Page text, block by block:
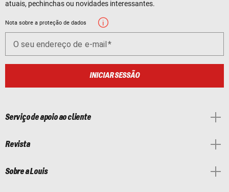
atuais, pechinchas ou novidades interessantes.
Nota sobre a proteção de dados
O seu endereço de e-mail
INICIAR SESSÃO
Serviço de apoio ao cliente
Revista
Sobre a Louis